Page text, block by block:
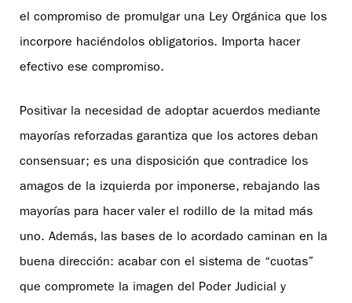
el compromiso de promulgar una Ley Orgánica que los
incorpore haciéndolos obligatorios. Importa hacer
efectivo ese compromiso.
Positivar la necesidad de adoptar acuerdos mediante
mayorías reforzadas garantiza que los actores deban
consensuar; es una disposición que contradice los
amagos de la izquierda por imponerse, rebajando las
mayorías para hacer valer el rodillo de la mitad más
uno. Además, las bases de lo acordado caminan en la
buena dirección: acabar con el sistema de “cuotas”
que compromete la imagen del Poder Judicial y